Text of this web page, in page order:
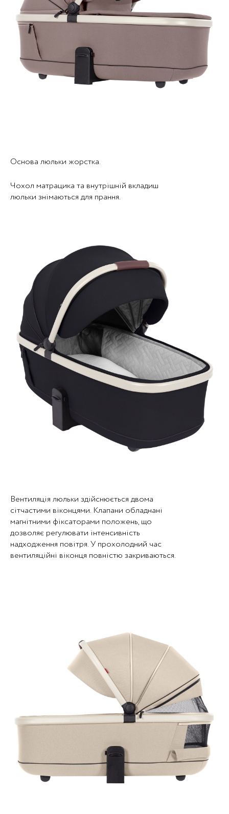
Основа люльки жорстка.
Чохол матрацика та внутрішній вкладиш
люльки знімаються для прання.
Вентиляція люльки здійснюється двома
сітчастими віконцями. Клапани обладнані
магнітними фіксаторами положень, що
дозволяє регулювати інтенсивність
надходження повітря. У прохолодний час
вентиляційні віконця повністю закриваються.